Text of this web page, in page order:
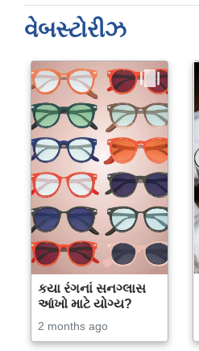
વેબસ્ટોરીઝ
કયા રંગનાં સનગ્લાસ
આંખો માટે યોગ્ય?
2 months ago